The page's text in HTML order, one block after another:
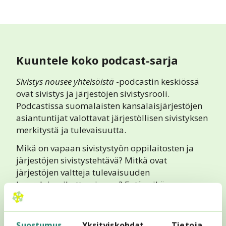
Kuuntele koko podcast-sarja
Sivistys nousee yhteisöistä -podcastin keskiössä
ovat sivistys ja järjestöjen sivistysrooli.
Podcastissa suomalaisten kansalaisjärjestöjen
asiantuntijat valottavat järjestöllisen sivistyksen
merkitystä ja tulevaisuutta.
Mikä on vapaan sivistystyön oppilaitosten ja
järjestöjen sivistystehtävä? Mitkä ovat
järjestöjen valtteja tulevaisuuden
kansalaisvaikuttamisessa? Entä mikä on
suomalaisen kansalaistoiminnan ongelma ja
miten sitä voi ratkoa? Muun muassa näihin
kysymyksiin vastataan viisiosaisessa podcast-